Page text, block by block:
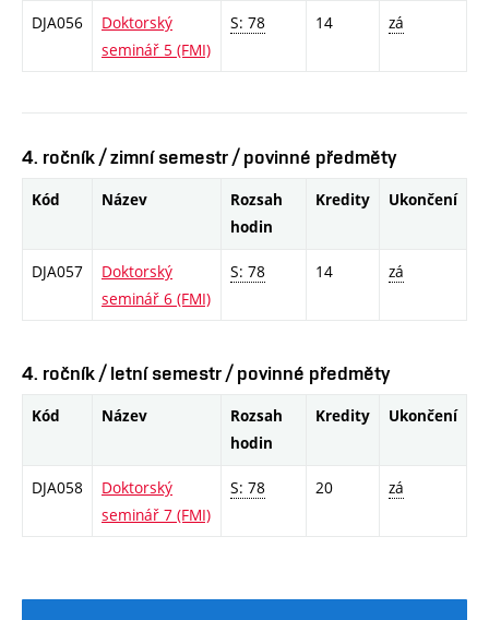
DJA056
Doktorský
seminář 5 (FMI)
S: 78 14 zá
4. ročník / zimní semestr / povinné předměty
Kód Název
Rozsah
hodin
Kredity Ukončení
DJA057
Doktorský
seminář 6 (FMI)
S: 78 14 zá
4. ročník / letní semestr / povinné předměty
Kód Název
Rozsah
hodin
Kredity Ukončení
DJA058
Doktorský
seminář 7 (FMI)
S: 78 20 zá